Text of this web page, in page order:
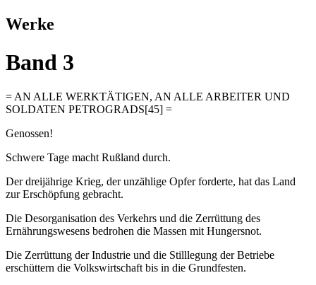
Werke
Band 3
= AN ALLE WERKTÄTIGEN, AN ALLE ARBEITER UND
SOLDATEN PETROGRADS[45] =
Genossen!
Schwere Tage macht Rußland durch.
Der dreijährige Krieg, der unzählige Opfer forderte, hat das Land
zur Erschöpfung gebracht.
Die Desorganisation des Verkehrs und die Zerrüttung des
Ernährungswesens bedrohen die Massen mit Hungersnot.
Die Zerrüttung der Industrie und die Stilllegung der Betriebe
erschüttern die Volkswirtschaft bis in die Grundfesten.